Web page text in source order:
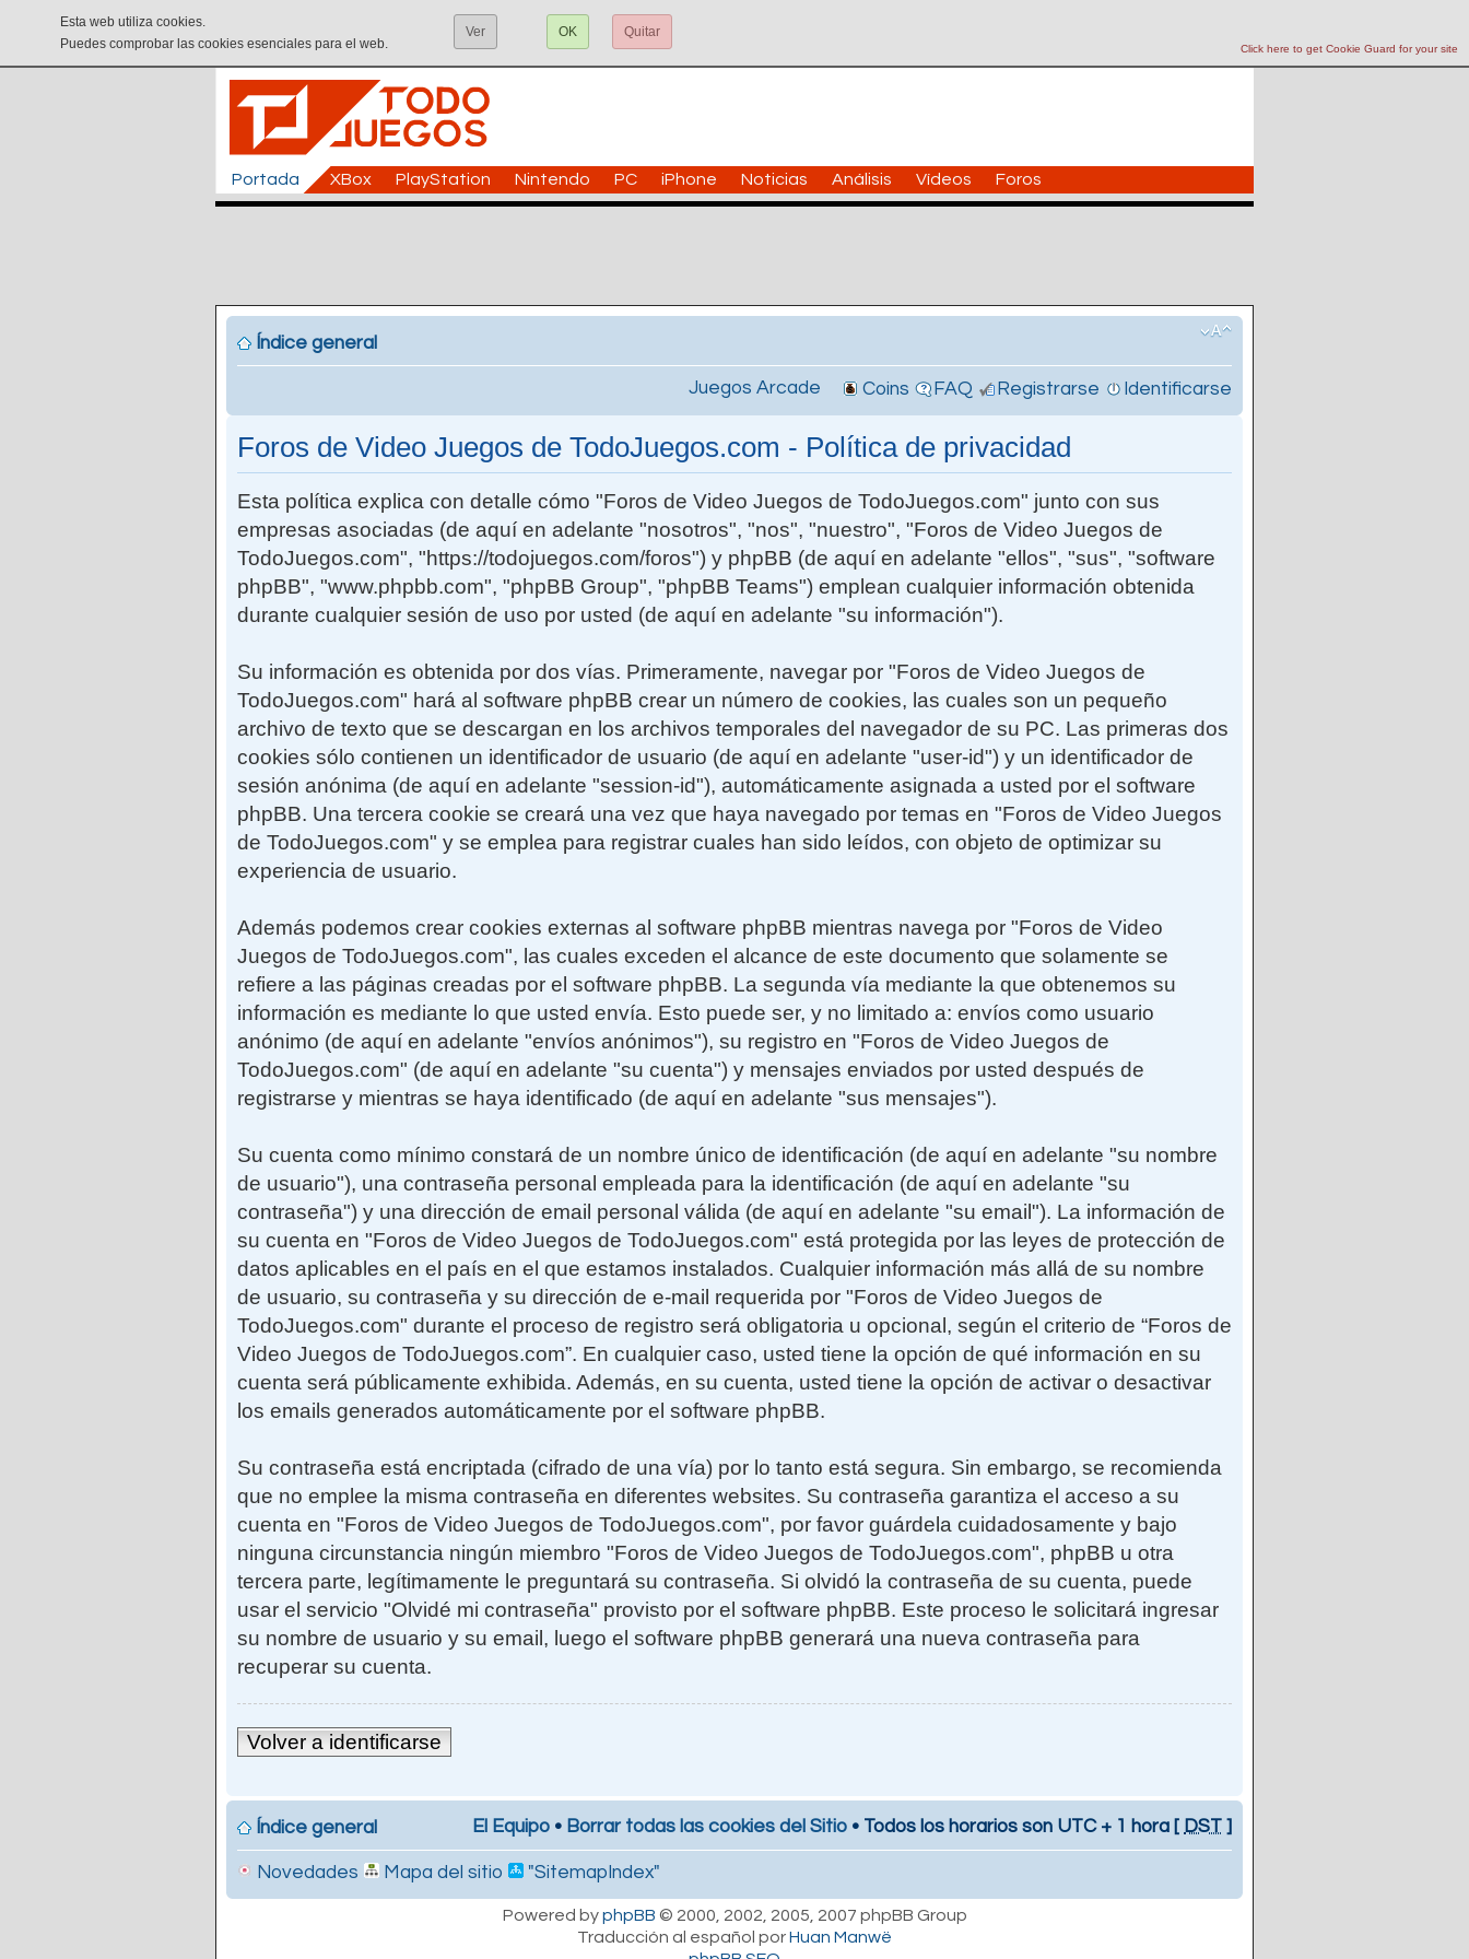
Click here to get Cookie Guard for your site
Esta web utiliza cookies.
Puedes comprobar las cookies esenciales para el web.
Ver OK Quitar
Portada XBox PlayStation Nintendo PC iPhone Noticias Análisis Vídeos Foros
Índice general
Juegos Arcade Coins FAQ Registrarse Identificarse
Foros de Video Juegos de TodoJuegos.com - Política de privacidad
Esta política explica con detalle cómo "Foros de Video Juegos de TodoJuegos.com" junto con sus
empresas asociadas (de aquí en adelante "nosotros", "nos", "nuestro", "Foros de Video Juegos de
TodoJuegos.com", "https://todojuegos.com/foros") y phpBB (de aquí en adelante "ellos", "sus", "software
phpBB", "www.phpbb.com", "phpBB Group", "phpBB Teams") emplean cualquier información obtenida
durante cualquier sesión de uso por usted (de aquí en adelante "su información").
Su información es obtenida por dos vías. Primeramente, navegar por "Foros de Video Juegos de
TodoJuegos.com" hará al software phpBB crear un número de cookies, las cuales son un pequeño
archivo de texto que se descargan en los archivos temporales del navegador de su PC. Las primeras dos
cookies sólo contienen un identificador de usuario (de aquí en adelante "user-id") y un identificador de
sesión anónima (de aquí en adelante "session-id"), automáticamente asignada a usted por el software
phpBB. Una tercera cookie se creará una vez que haya navegado por temas en "Foros de Video Juegos
de TodoJuegos.com" y se emplea para registrar cuales han sido leídos, con objeto de optimizar su
experiencia de usuario.
Además podemos crear cookies externas al software phpBB mientras navega por "Foros de Video
Juegos de TodoJuegos.com", las cuales exceden el alcance de este documento que solamente se
refiere a las páginas creadas por el software phpBB. La segunda vía mediante la que obtenemos su
información es mediante lo que usted envía. Esto puede ser, y no limitado a: envíos como usuario
anónimo (de aquí en adelante "envíos anónimos"), su registro en "Foros de Video Juegos de
TodoJuegos.com" (de aquí en adelante "su cuenta") y mensajes enviados por usted después de
registrarse y mientras se haya identificado (de aquí en adelante "sus mensajes").
Su cuenta como mínimo constará de un nombre único de identificación (de aquí en adelante "su nombre
de usuario"), una contraseña personal empleada para la identificación (de aquí en adelante "su
contraseña") y una dirección de email personal válida (de aquí en adelante "su email"). La información de
su cuenta en "Foros de Video Juegos de TodoJuegos.com" está protegida por las leyes de protección de
datos aplicables en el país en el que estamos instalados. Cualquier información más allá de su nombre
de usuario, su contraseña y su dirección de e-mail requerida por "Foros de Video Juegos de
TodoJuegos.com" durante el proceso de registro será obligatoria u opcional, según el criterio de “Foros de
Video Juegos de TodoJuegos.com”. En cualquier caso, usted tiene la opción de qué información en su
cuenta será públicamente exhibida. Además, en su cuenta, usted tiene la opción de activar o desactivar
los emails generados automáticamente por el software phpBB.
Su contraseña está encriptada (cifrado de una vía) por lo tanto está segura. Sin embargo, se recomienda
que no emplee la misma contraseña en diferentes websites. Su contraseña garantiza el acceso a su
cuenta en "Foros de Video Juegos de TodoJuegos.com", por favor guárdela cuidadosamente y bajo
ninguna circunstancia ningún miembro "Foros de Video Juegos de TodoJuegos.com", phpBB u otra
tercera parte, legítimamente le preguntará su contraseña. Si olvidó la contraseña de su cuenta, puede
usar el servicio "Olvidé mi contraseña" provisto por el software phpBB. Este proceso le solicitará ingresar
su nombre de usuario y su email, luego el software phpBB generará una nueva contraseña para
recuperar su cuenta.
Volver a identificarse
Índice general El Equipo • Borrar todas las cookies del Sitio • Todos los horarios son UTC + 1 hora [ DST ]
Novedades Mapa del sitio "SitemapIndex"
Powered byphpBB © 2000, 2002, 2005, 2007 phpBB Group
Traducción al español porHuan Manwë